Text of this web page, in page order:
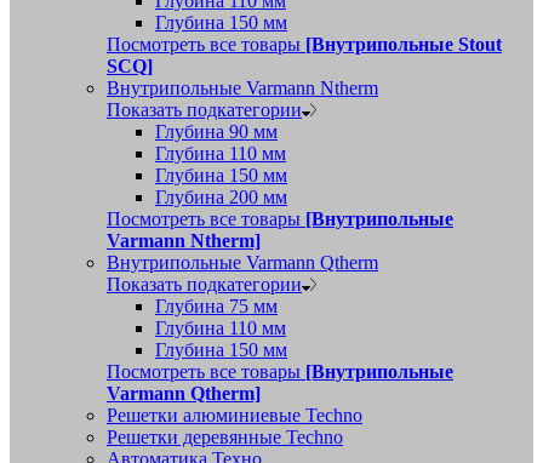
Глубина 150 мм
Посмотреть все товары [Внутрипольные Stout
SCQ]
Внутрипольные Varmann Ntherm
Показать подкатегории
Глубина 90 мм
Глубина 110 мм
Глубина 150 мм
Глубина 200 мм
Посмотреть все товары [Внутрипольные
Varmann Ntherm]
Внутрипольные Varmann Qtherm
Показать подкатегории
Глубина 75 мм
Глубина 110 мм
Глубина 150 мм
Посмотреть все товары [Внутрипольные
Varmann Qtherm]
Решетки алюминиевые Techno
Решетки деревянные Techno
Автоматика Техно